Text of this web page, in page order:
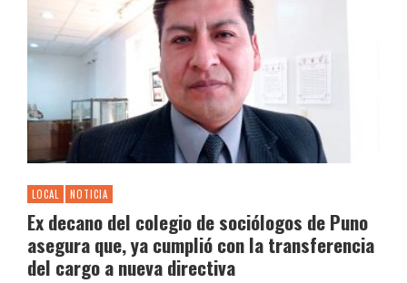
LOCAL NOTICIA
Ex decano del colegio de sociólogos de Puno
asegura que, ya cumplió con la transferencia
del cargo a nueva directiva